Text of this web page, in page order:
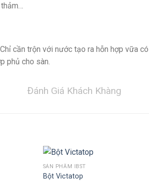
cần trộn với nước tạo ra hỗn hợp vữa
phủ cho sàn.
Đánh Giá Khách Khàng
THÊM VÀO GIỎ HÀNG
SẢN PHẨM IBST
Bột Victatop